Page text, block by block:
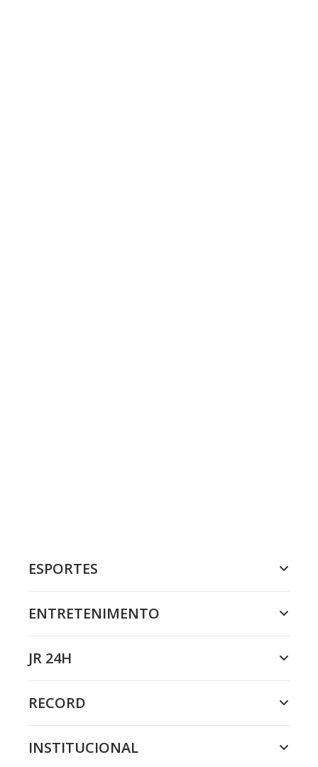
ESPORTES
ENTRETENIMENTO
JR 24H
RECORD
INSTITUCIONAL